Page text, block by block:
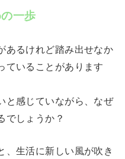
一歩
るけれど踏み出せなか
ていることがあります
と感じていながら、なぜ
でしょうか？
、生活に新しい風が吹き